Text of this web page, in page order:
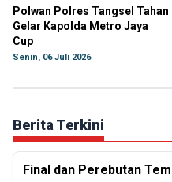
Polwan Polres Tangsel Tahan
Gelar Kapolda Metro Jaya
Cup
Senin, 06 Juli 2026
Berita Terkini
Final dan Perebutan